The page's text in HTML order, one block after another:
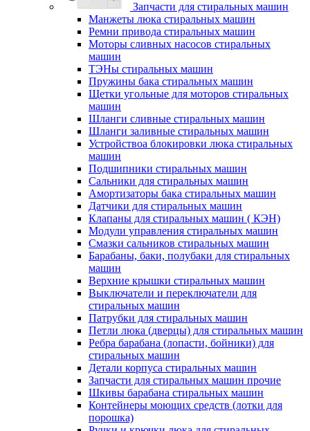
Запчасти для стиральных машин
Манжеты люка стиральных машин
Ремни привода стиральных машин
Моторы сливных насосов стиральных
машин
ТЭНы стиральных машин
Пружины бака стиральных машин
Щетки угольные для моторов стиральных
машин
Шланги сливные стиральных машин
Шланги заливные стиральных машин
Устройствоа блокировки люка стиральных
машин
Подшипники стиральных машин
Сальники для стиральных машин
Амортизаторы бака стиральных машин
Датчики для стиральных машин
Клапаны для стиральных машин ( КЭН)
Модули управления стиральных машин
Смазки сальников стиральных машин
Барабаны, баки, полубаки для стиральных
машин
Верхние крышки стиральных машин
Выключатели и переключатели для
стиральных машин
Патрубки для стиральных машин
Петли люка (дверцы) для стиральных машин
Ребра барабана (лопасти, бойники) для
стиральных машин
Детали корпуса стиральных машин
Запчасти для стиральных машин прочие
Шкивы барабана стиральных машин
Контейнеры моющих средств (лотки для
порошка)